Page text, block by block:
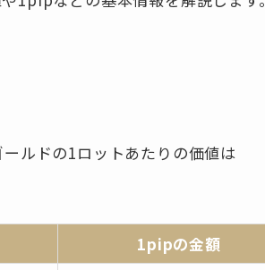
ルドの1ロットあたりの価値は
1pipの金額